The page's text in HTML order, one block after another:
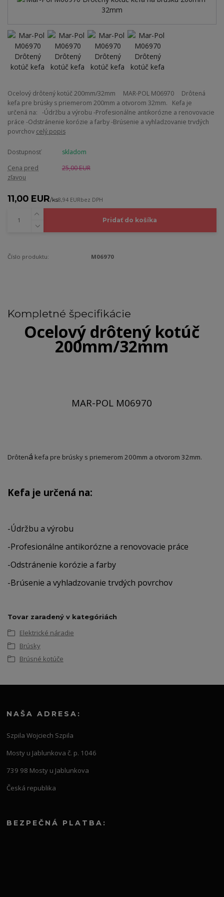
Ocelový drôtený kotúč 200mm/32mm MAR-POL M06970 Drôtená
kefa pre brúsky s priemerom 200mm a otvorom 32mm. Kefa je
určená na: -Údržbu a výrobu -Profesionálne antikorózne a renovovacie
práce -Odstránenie korózie a farby -Brúsenie a vyhladzovanie trvdých
povrchov celý popis
Dostupnosť
skladom
Cena pred
zľavou
25,00 EUR
11,00 EUR/ks8,94 EURbez DPH
Pridať do košíka
Číslo produktu: M06970
Kompletné špecifikácie
Ocelový drôtený kotúč
200mm/32mm
MAR-POL M06970
Drôtená kefa pre brúsky s priemerom 200mm a otvorom 32mm.
Kefa je určená na:
-Údržbu a výrobu
-Profesionálne antikorózne a renovovacie práce
-Odstránenie korózie a farby
-Brúsenie a vyhladzovanie trvdých povrchov
Tovar zaradený v kategóriách
Elektrické náradie
Brúsky
Brúsné kotúče
NAŠA ADRESA:
Szpila Wojciech Szpila
Mosty u Jablunkova č. p. 1046
739 98 Mosty u Jablunkova
Česká republika
BEZPEČNÁ PLATBA: